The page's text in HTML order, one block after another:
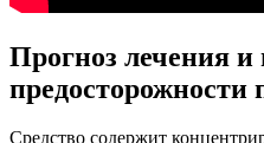
Прогноз лечения
предосторожности
Средство содержит